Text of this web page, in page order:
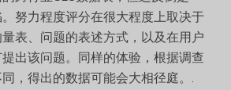
努力程度评分在很大程度上取决于
表、问题的表述方式，以及在用户
出该问题。同样的体验，根据调查
，得出的数据可能会大相径庭。.